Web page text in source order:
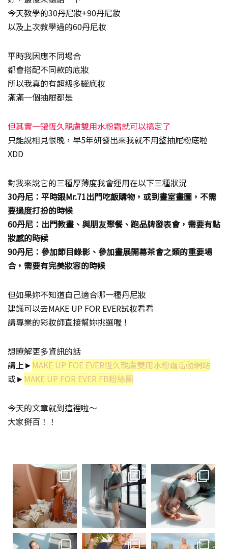
今天教學的30丹尼妝+90丹尼妝
以及上次教學過的60丹尼妝
平時我因應不同場合
都會搭配不同款的底妝
所以我真的有超級多罐底妝
滿滿一個抽屜都是
但其實一罐恆久親膚雙用水粉霜就可以搞定了
只能說相見恨晚，早5年研發出來我就不用整抽屜粉底啦
XDD
對我來說它的三種厚薄度我會運用在以下三種狀況
30丹尼：平時跟Mr.71出門吃飯購物，或到畫室畫圖，不需
要過度打扮的時候
60丹尼：出門教畫、與朋友聚餐、跑品牌發表會，需要有點
妝感的時候
90丹尼：參加節目錄影、參加畫展開幕茶會之類的重要場
合，需要有完美妝容的時候
但如果妳不知道自己適合哪一種丹尼妝
建議可以去MAKE UP FOR EVER試妝看看
請專業的彩妝師直接幫妳挑選喔！
想瞭解更多資訊的話
請上► MAKE UP FOE EVER恆久親膚雙用水粉霜活動網站
或► MAKE UP FOR EVER FB粉絲團
今天的文章就到這裡啦～
大家掰百！！